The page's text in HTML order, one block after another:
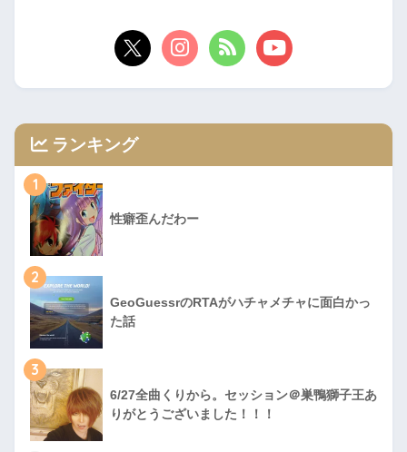
ランキング
1
性癖歪んだわー
2
GeoGuessrのRTAがハチャメチャに面白かっ
た話
3
6/27全曲くりから。セッション＠巣鴨獅子王あ
りがとうございました！！！